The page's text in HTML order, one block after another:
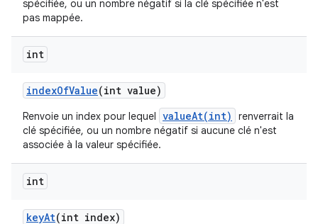
spécifiée, ou un nombre négatif si la clé spécifiée n'est
pas mappée.
int
indexOfValue(int value)
Renvoie un index pour lequel valueAt(int)
renverrait la
clé spécifiée, ou un nombre négatif si aucune clé n'est
associée à la valeur spécifiée.
int
keyAt(int index)